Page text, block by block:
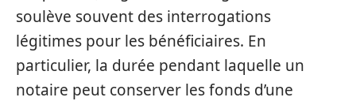
soulève souvent des interrogations
légitimes pour les bénéficiaires. En
particulier, la durée pendant laquelle un
notaire peut conserver les fonds d’une